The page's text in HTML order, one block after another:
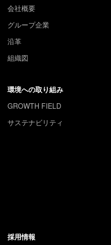
会社概要
グループ企業
沿革
組織図
環境への取り組み
GROWTH FIELD
サステナビリティ
採用情報